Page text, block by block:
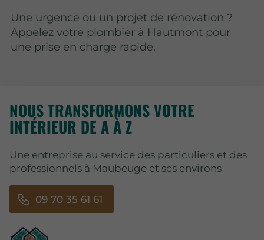
Une urgence ou un projet de rénovation ?
Appelez votre plombier à Hautmont pour
une prise en charge rapide.
NOUS TRANSFORMONS VOTRE
INTÉRIEUR DE A À Z
Une entreprise au service des particuliers et des
professionnels à Maubeuge et ses environs
09 70 35 61 61